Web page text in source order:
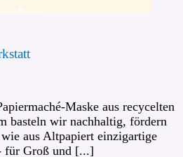
Maske aus recycelten
basteln wir nachhaltig, fördern
aus Altpapiert einzigartige
für Groß und [...]